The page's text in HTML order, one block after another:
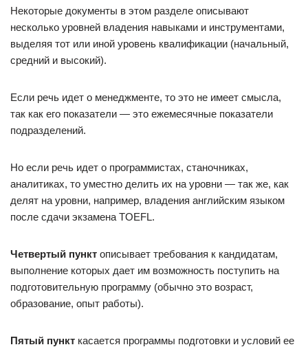
Некоторые документы в этом разделе описывают
несколько уровней владения навыками и инструментами,
выделяя тот или иной уровень квалификации (начальный,
средний и высокий).
Если речь идет о менеджменте, то это не имеет смысла,
так как его показатели — это ежемесячные показатели
подразделений.
Но если речь идет о программистах, станочниках,
аналитиках, то уместно делить их на уровни — так же, как
делят на уровни, например, владения английским языком
после сдачи экзамена TOEFL.
Четвертый пункт описывает требования к кандидатам,
выполнение которых дает им возможность поступить на
подготовительную программу (обычно это возраст,
образование, опыт работы).
Пятый пункт касается программы подготовки и условий ее